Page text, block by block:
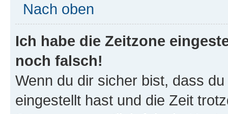
Nach oben
Ich habe die Zeitzone
noch falsch!
Wenn du dir sicher bist, dass
eingestellt hast und die Zeit